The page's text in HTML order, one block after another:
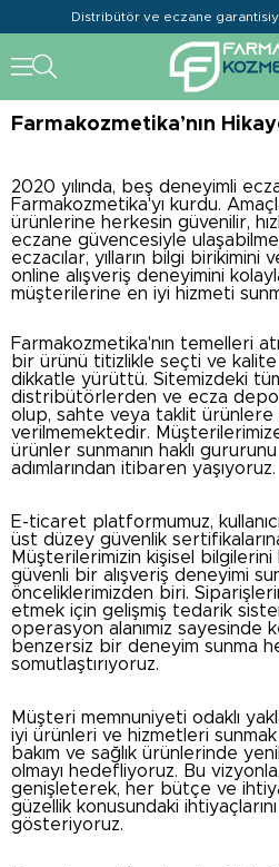
Distribütör ve eczane
Farmakozmetika’nın
2020 yılında, beş deneyimli
Farmakozmetika'yı kurdu.
ürünlerine herkesin güvenilir,
eczane güvencesiyle
eczacılar, yılların bilgi birikimini
online alışveriş deneyimini
müşterilerine en iyi hizmeti
Farmakozmetika'nın temelleri
bir ürünü titizlikle seçti ve
dikkatle yürüttü. Sitemizdeki
distribütörlerden ve ecza
olup, sahte veya taklit ürünlere
verilmemektedir.
ürünler sunmanın haklı
adımlarından itibaren yaşıyoruz.
E-ticaret platformumuz,
üst düzey güvenlik
Müşterilerimizin kişisel bilgilerini
güvenli bir alışveriş deneyimi
önceliklerimizden biri.
etmek için gelişmiş tedarik
operasyon alanımız
benzersiz bir deneyim sunma
somutlaştırıyoruz.
Müşteri memnuniyeti odaklı
iyi ürünleri ve hizmetleri sunmak
bakım ve sağlık ürünlerinde
olmayı hedefliyoruz. Bu
genişleterek, her bütçe ve
güzellik konusundaki
gösteriyoruz.